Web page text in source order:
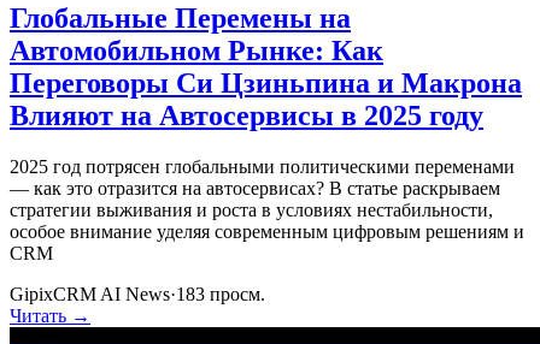
Глобальные Перемены на
Автомобильном Рынке: Как
Переговоры Си Цзиньпина и Макрона
Влияют на Автосервисы в 2025 году
2025 год потрясен глобальными политическими переменами
— как это отразится на автосервисах? В статье раскрываем
стратегии выживания и роста в условиях нестабильности,
особое внимание уделяя современным цифровым решениям и
CRM
GipixCRM AI News·183 просм.
Читать →